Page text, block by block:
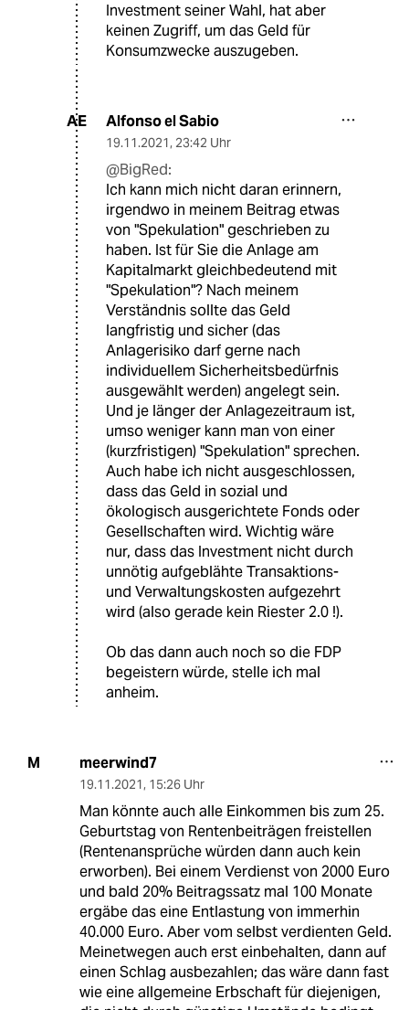
Investment seiner Wahl, hat aber
keinen Zugriff, um das Geld für
Konsumzwecke auszugeben.
AE Alfonso el Sabio
19.11.2021, 23:42 Uhr
@BigRed:
Ich kann mich nicht daran erinnern,
irgendwo in meinem Beitrag etwas
von "Spekulation" geschrieben zu
haben. Ist für Sie die Anlage am
Kapitalmarkt gleichbedeutend mit
"Spekulation"? Nach meinem
Verständnis sollte das Geld
langfristig und sicher (das
Anlagerisiko darf gerne nach
individuellem Sicherheitsbedürfnis
ausgewählt werden) angelegt sein.
Und je länger der Anlagezeitraum ist,
umso weniger kann man von einer
(kurzfristigen) "Spekulation" sprechen.
Auch habe ich nicht ausgeschlossen,
dass das Geld in sozial und
ökologisch ausgerichtete Fonds oder
Gesellschaften wird. Wichtig wäre
nur, dass das Investment nicht durch
unnötig aufgeblähte Transaktions-
und Verwaltungskosten aufgezehrt
wird (also gerade kein Riester 2.0 !).
Ob das dann auch noch so die FDP
begeistern würde, stelle ich mal
anheim.
M meerwind7
19.11.2021, 15:26 Uhr
Man könnte auch alle Einkommen bis zum 25.
Geburtstag von Rentenbeiträgen freistellen
(Rentenansprüche würden dann auch kein
erworben). Bei einem Verdienst von 2000 Euro
und bald 20% Beitragssatz mal 100 Monate
ergäbe das eine Entlastung von immerhin
40.000 Euro. Aber vom selbst verdienten Geld.
Meinetwegen auch erst einbehalten, dann auf
einen Schlag ausbezahlen; das wäre dann fast
wie eine allgemeine Erbschaft für diejenigen,